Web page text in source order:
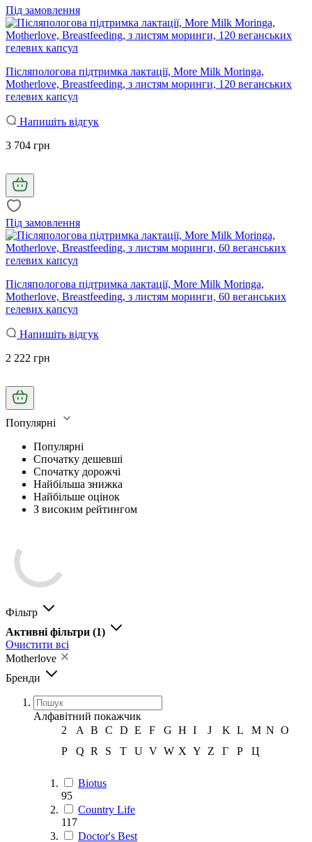
Під замовлення
Післяпологова підтримка лактації, More Milk Moringa,
Motherlove, Breastfeeding, з листям моринги, 120 веганських
гелевих капсул
Напишіть відгук
3 704 грн
Під замовлення
Післяпологова підтримка лактації, More Milk Moringa,
Motherlove, Breastfeeding, з листям моринги, 60 веганських
гелевих капсул
Напишіть відгук
2 222 грн
Популярні
Популярні
Спочатку дешевші
Спочатку дорожчі
Найбільша знижка
Найбільше оцінок
З високим рейтингом
Фільтр
Активні фільтри (1)
Очистити всі
Motherlove
Бренди
Алфавітний покажчик
2
A B C D E F G H I J K L M N O
P
Q R S T U V W X Y Z Г Р Ц
Biotus
95
Country Life
117
Doctor's Best